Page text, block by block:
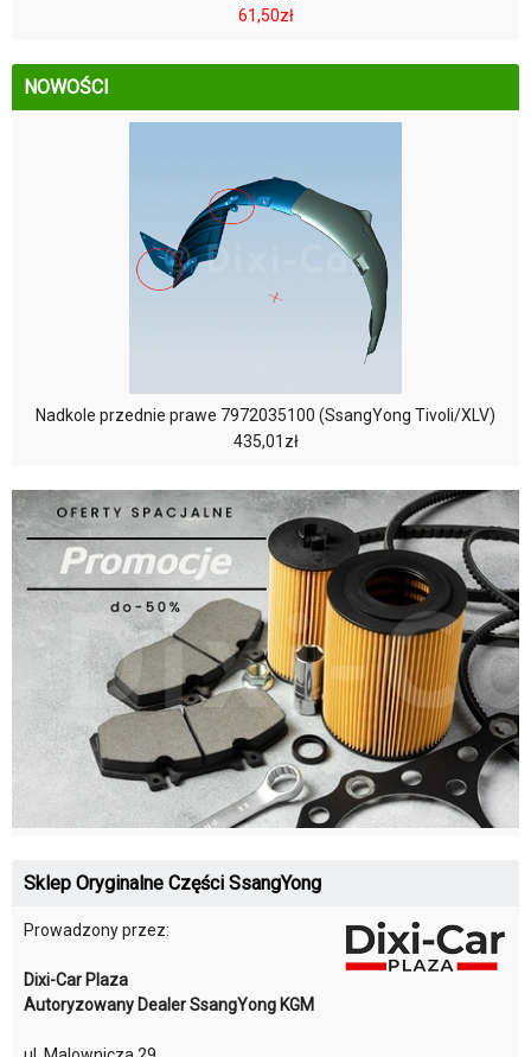
61,50zł
NOWOŚCI
Nadkole przednie prawe 7972035100 (SsangYong Tivoli/XLV)
435,01zł
Sklep Oryginalne Części SsangYong
Prowadzony przez:
Dixi-Car Plaza
Autoryzowany Dealer SsangYong KGM